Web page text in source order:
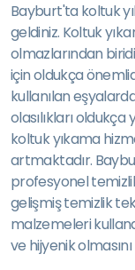
Bayburt'ta koltuk
geldiniz. Koltuk
olmazlarından
için oldukça
kullanılan
olasılıkları
koltuk yıkama
artmaktadır.
profesyonel
gelişmiş temizlik
malzemeleri
ve hijyenik